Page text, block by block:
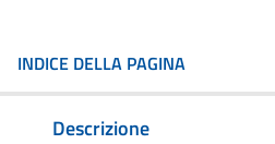
INDICE DELLA PAGINA
Descrizione